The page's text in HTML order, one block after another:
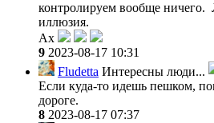
контролируем вообще ничего.
иллюзия.
Ах
9 2023-08-17 10:31
Fludetta Интересны люди...
Если куда-то идешь пешком,
дороге.
8 2023-08-17 07:37